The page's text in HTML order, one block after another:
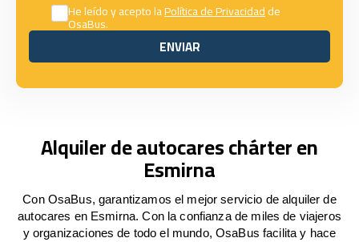
He leído y acepto laPolítica de Privacidadde
OsaBus.
ENVIAR
ENVIAR
Alquiler de autocares chárter en
Esmirna
Con OsaBus, garantizamos el mejor servicio de alquiler de
autocares en Esmirna. Con la confianza de miles de viajeros
y organizaciones de todo el mundo, OsaBus facilita y hace